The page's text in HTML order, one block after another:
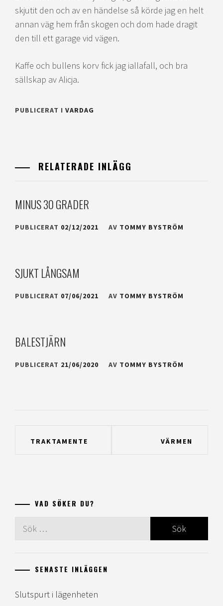
skjutit den och av en händelse så körde jag en helt
annan väg hem från skogen och dom hade dragit
den till ett garage vid vägen.
Kaffe och bullens korv fick jag iallafall, och bra
sällskap av Alicja.
PUBLICERAT I VARDAG
RELATERADE INLÄGG
MINUS 30 GRADER
PUBLICERAT 02/12/2021 AV TOMMY BYSTRÖM
SJUKT LÅNGSAM
PUBLICERAT 07/06/2021 AV TOMMY BYSTRÖM
BALESTJÄRN
PUBLICERAT 21/06/2020 AV TOMMY BYSTRÖM
Inläggsnavigering
TRAKTAMENTE VÄRMEN
VAD SÖKER DU?
Sök
SENASTE INLÄGGEN
Slutspurt i lägenheten